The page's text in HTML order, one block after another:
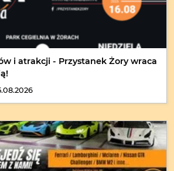
i atrakcji - Przystanek Żory wraca